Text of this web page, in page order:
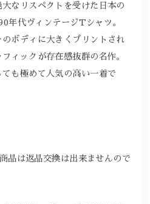
なリスペクトを受けた日本の
年代ヴィンテージTシャツ。
ボディに大きくプリントされ
ィックが存在感抜群の名作。
も極めて人気の高い一着で
は返品交換は出来ませんので